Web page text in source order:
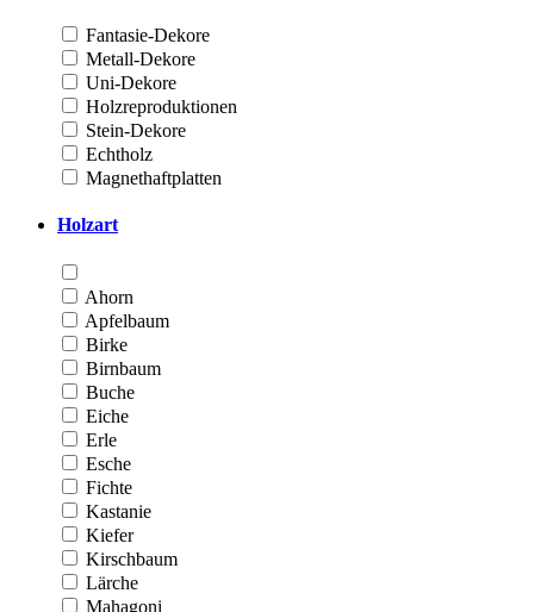
Fantasie-Dekore
Metall-Dekore
Uni-Dekore
Holzreproduktionen
Stein-Dekore
Echtholz
Magnethaftplatten
Holzart
Ahorn
Apfelbaum
Birke
Birnbaum
Buche
Eiche
Erle
Esche
Fichte
Kastanie
Kiefer
Kirschbaum
Lärche
Mahagoni